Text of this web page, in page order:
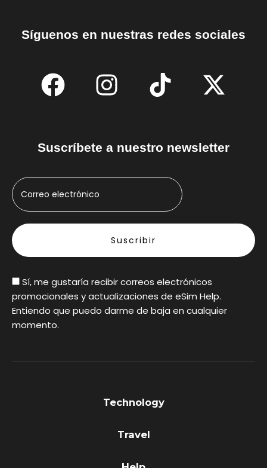
Síguenos en nuestras redes sociales
Suscríbete a nuestro newsletter
Sí, me gustaría recibir correos electrónicos
promocionales y actualizaciones de eSim Help.
Entiendo que puedo darme de baja en cualquier
momento.
Technology
Travel